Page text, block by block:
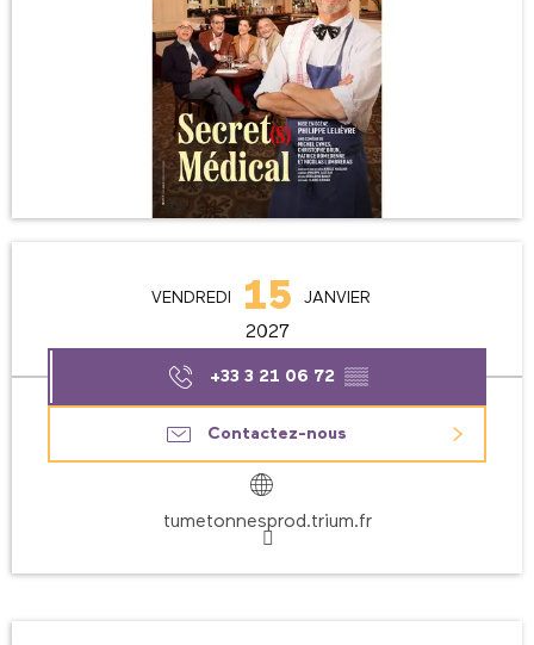
VENDREDI 15 JANVIER
2027
+33 3 21 06 72 ▒▒
Contactez-nous
tumetonnesprod.trium.fr